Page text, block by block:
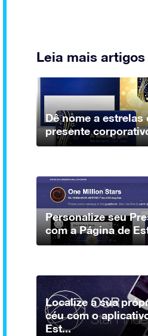
Leia mais artigos
Dê nome a estrelas
presente
Personalize seu
com a Página de
Localize a sua
céu com o
Est...